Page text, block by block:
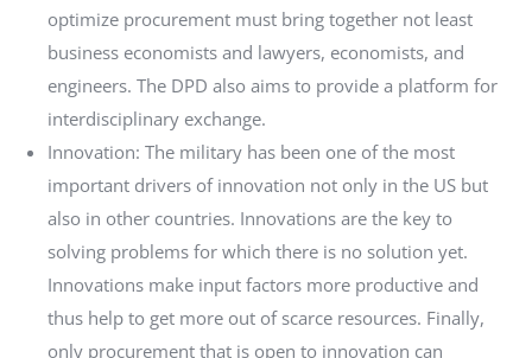
optimize procurement must bring together not least
business economists and lawyers, economists, and
engineers. The DPD also aims to provide a platform for
interdisciplinary exchange.
Innovation: The military has been one of the most
important drivers of innovation not only in the US but
also in other countries. Innovations are the key to
solving problems for which there is no solution yet.
Innovations make input factors more productive and
thus help to get more out of scarce resources. Finally,
only procurement that is open to innovation can